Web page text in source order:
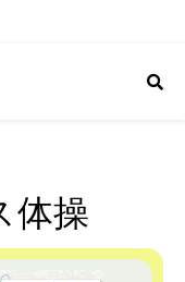
体操